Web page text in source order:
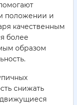
положении и
качественным
более
образом
снижать